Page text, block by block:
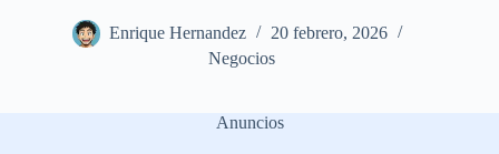
Enrique Hernandez
20 febrero, 2026
Negocios
Anuncios